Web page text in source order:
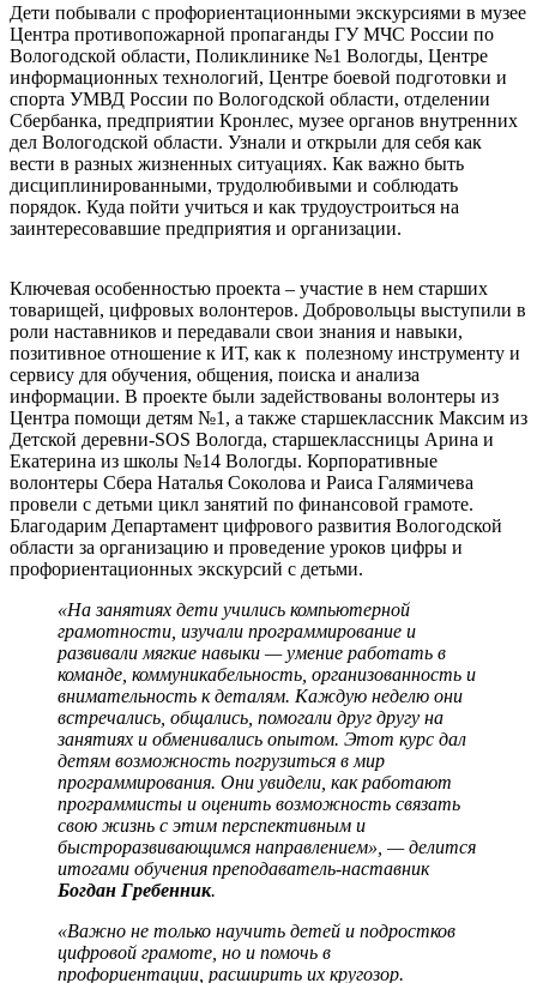
Дети побывали с профориентационными экскурсиями в музее
Центра противопожарной пропаганды ГУ МЧС России по
Вологодской области, Поликлинике №1 Вологды, Центре
информационных технологий, Центре боевой подготовки и
спорта УМВД России по Вологодской области, отделении
Сбербанка, предприятии Кронлес, музее органов внутренних
дел Вологодской области. Узнали и открыли для себя как
вести в разных жизненных ситуациях. Как важно быть
дисциплинированными, трудолюбивыми и соблюдать
порядок. Куда пойти учиться и как трудоустроиться на
заинтересовавшие предприятия и организации.
Ключевая особенностью проекта – участие в нем старших
товарищей, цифровых волонтеров. Добровольцы выступили в
роли наставников и передавали свои знания и навыки,
позитивное отношение к ИТ, как к полезному инструменту и
сервису для обучения, общения, поиска и анализа
информации. В проекте были задействованы волонтеры из
Центра помощи детям №1, а также старшеклассник Максим из
Детской деревни-SOS Вологда, старшеклассницы Арина и
Екатерина из школы №14 Вологды. Корпоративные
волонтеры Сбера Наталья Соколова и Раиса Галямичева
провели с детьми цикл занятий по финансовой грамоте.
Благодарим Департамент цифрового развития Вологодской
области за организацию и проведение уроков цифры и
профориентационных экскурсий с детьми.
«На занятиях дети учились компьютерной
грамотности, изучали программирование и
развивали мягкие навыки — умение работать в
команде, коммуникабельность, организованность и
внимательность к деталям. Каждую неделю они
встречались, общались, помогали друг другу на
занятиях и обменивались опытом. Этот курс дал
детям возможность погрузиться в мир
программирования. Они увидели, как работают
программисты и оценить возможность связать
свою жизнь с этим перспективным и
быстроразвивающимся направлением», — делится
итогами обучения преподаватель-наставник
Богдан Гребенник.
«Важно не только научить детей и подростков
цифровой грамоте, но и помочь в
профориентации, расширить их кругозор.